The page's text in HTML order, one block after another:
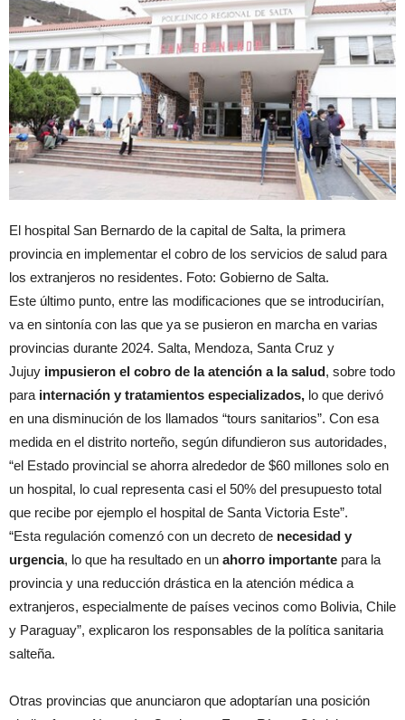
El hospital San Bernardo de la capital de Salta, la primera
provincia en implementar el cobro de los servicios de salud para
los extranjeros no residentes. Foto: Gobierno de Salta.
Este último punto, entre las modificaciones que se introducirían,
va en sintonía con las que ya se pusieron en marcha en varias
provincias durante 2024. Salta, Mendoza, Santa Cruz y
Jujuy impusieron el cobro de la atención a la salud, sobre todo
para internación y tratamientos especializados, lo que derivó
en una disminución de los llamados “tours sanitarios”. Con esa
medida en el distrito norteño, según difundieron sus autoridades,
“el Estado provincial se ahorra alrededor de $60 millones solo en
un hospital, lo cual representa casi el 50% del presupuesto total
que recibe por ejemplo el hospital de Santa Victoria Este”.
“Esta regulación comenzó con un decreto de necesidad y
urgencia, lo que ha resultado en un ahorro importante para la
provincia y una reducción drástica en la atención médica a
extranjeros, especialmente de países vecinos como Bolivia, Chile
y Paraguay”, explicaron los responsables de la política sanitaria
salteña.
Otras provincias que anunciaron que adoptarían una posición